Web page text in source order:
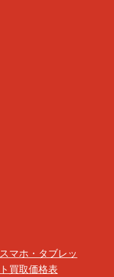
スマホ・タブレッ
ト買取価格表